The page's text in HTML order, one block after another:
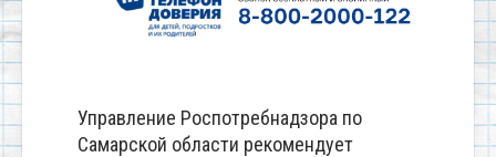
Управление Роспотребнадзора по
Самарской области рекомендует